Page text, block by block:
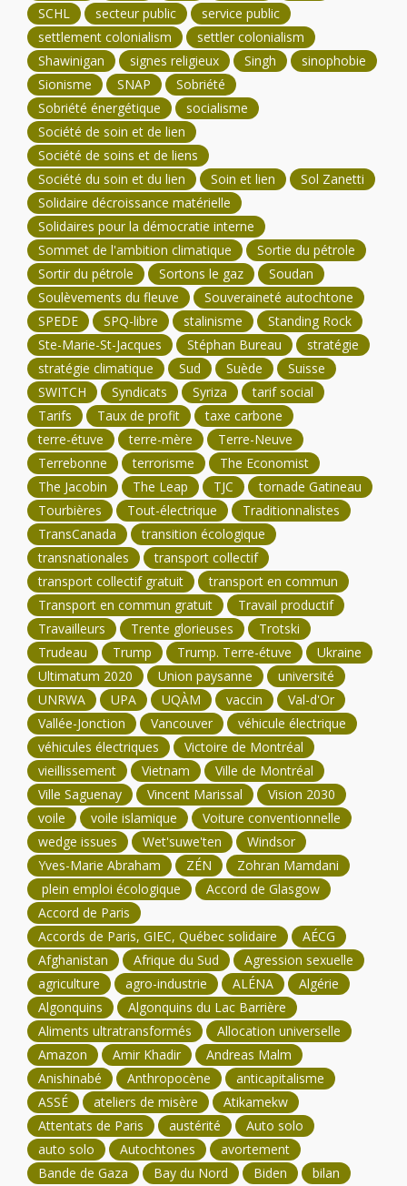
SCHL
secteur public
service public
settlement colonialism
settler colonialism
Shawinigan
signes religieux Singh
sinophobie
Sionisme
SNAP
Sobriété
Sobriété énergétique
socialisme
Société de soin et de lien
Société de soins et de liens
Société du soin et du lien
Soin et lien
Sol Zanetti
Solidaire décroissance matérielle
Solidaires pour la démocratie interne
Sommet de l'ambition climatique
Sortie du pétrole
Sortir du pétrole
Sortons le gaz
Soudan
Soulèvements du fleuve
Souveraineté autochtone
SPEDE
SPQ-libre stalinisme
Standing Rock
Ste-Marie-St-Jacques
Stéphan Bureau
stratégie
stratégie climatique
Sud Suède
Suisse
SWITCH
Syndicats Syriza
tarif social
Tarifs
Taux de profit
taxe carbone
terre-étuve
terre-mère
Terre-Neuve
Terrebonne
terrorisme
The Economist
The Jacobin
The Leap TJC
tornade Gatineau
Tourbières
Tout-électrique
Traditionnalistes
TransCanada
transition écologique
transnationales
transport collectif
transport collectif gratuit
transport en commun
Transport en commun gratuit
Travail productif
Travailleurs
Trente glorieuses
Trotski
Trudeau
Trump Trump. Terre-étuve
Ukraine
Ultimatum 2020
Union paysanne
université
UNRWA
UPA UQÀM vaccin
Val-d'Or
Vallée-Jonction
Vancouver
véhicule électrique
véhicules électriques
Victoire de Montréal
vieillissement
Vietnam
Ville de Montréal
Ville Saguenay
Vincent Marissal
Vision 2030
voile
voile islamique
Voiture conventionnelle
wedge issues
Wet'suwe'ten
Windsor
Yves-Marie Abraham
ZÉN
Zohran Mamdani
plein emploi écologique
Accord de Glasgow
Accord de Paris
Accords de Paris, GIEC, Québec solidaire
AÉCG
Afghanistan
Afrique du Sud
Agression sexuelle
agriculture
agro-industrie ALÉNA
Algérie
Algonquins
Algonquins du Lac Barrière
Aliments ultratransformés
Allocation universelle
Amazon
Amir Khadir
Andreas Malm
Anishinabé
Anthropocène
anticapitalisme
ASSÉ
ateliers de misère
Atikamekw
Attentats de Paris
austérité
Auto solo
auto solo
Autochtones
avortement
Bande de Gaza
Bay du Nord Biden bilan